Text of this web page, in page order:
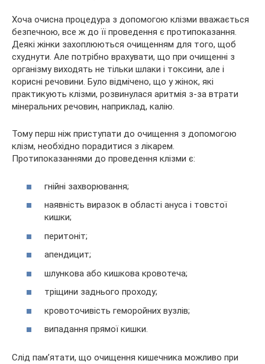
Хоча очисна процедура з допомогою клізми вважається
безпечною, все ж до її проведення є протипоказання.
Деякі жінки захоплюються очищенням для того, щоб
схуднути. Але потрібно врахувати, що при очищенні з
організму виходять не тільки шлаки і токсини, але і
корисні речовини. Було відмічено, що у жінок, які
практикують клізми, розвинулася аритмія з-за втрати
мінеральних речовин, наприклад, калію.
Тому перш ніж приступати до очищення з допомогою
клізм, необхідно порадитися з лікарем.
Протипоказаннями до проведення клізми є:
гнійні захворювання;
наявність виразок в області ануса і товстої
кишки;
перитоніт;
апендицит;
шлункова або кишкова кровотеча;
тріщини заднього проходу;
кровоточивість геморойних вузлів;
випадання прямої кишки.
Слід пам’ятати, що очищення кишечника можливо при